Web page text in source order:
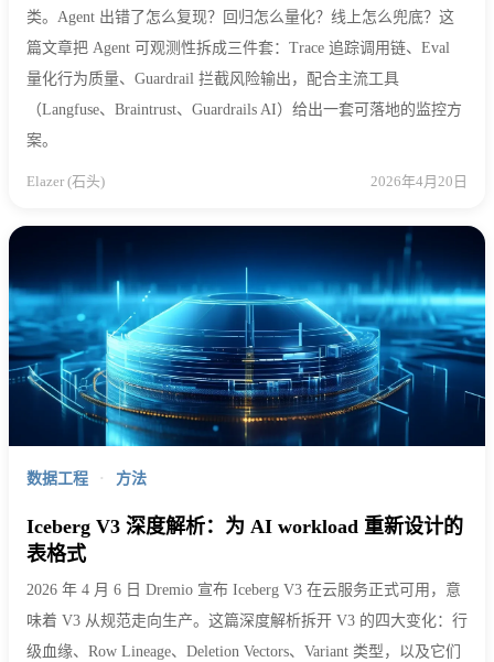
类。Agent 出错了怎么复现？回归怎么量化？线上怎么兜底？这
篇文章把 Agent 可观测性拆成三件套：Trace 追踪调用链、Eval
量化行为质量、Guardrail 拦截风险输出，配合主流工具
（Langfuse、Braintrust、Guardrails AI）给出一套可落地的监控方
案。
Elazer (石头) 2026年4月20日
数据工程 · 方法
Iceberg V3 深度解析：为 AI workload 重新设计的
表格式
2026 年 4 月 6 日 Dremio 宣布 Iceberg V3 在云服务正式可用，意
味着 V3 从规范走向生产。这篇深度解析拆开 V3 的四大变化：行
级血缘、Row Lineage、Deletion Vectors、Variant 类型，以及它们